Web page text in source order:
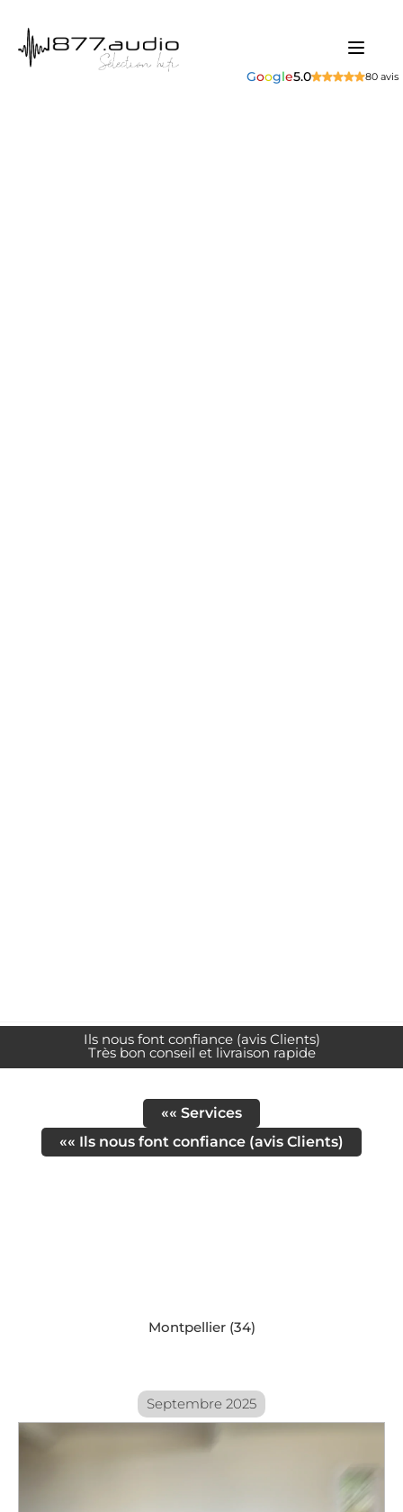
Google5.0 80 avis
Ils nous font confiance (avis Clients)
Très bon conseil et livraison rapide
«« Services
«« Ils nous font confiance (avis Clients)
Montpellier (34)
Septembre 2025